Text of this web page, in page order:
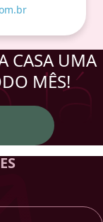
na
CASA UMA
MÊS!